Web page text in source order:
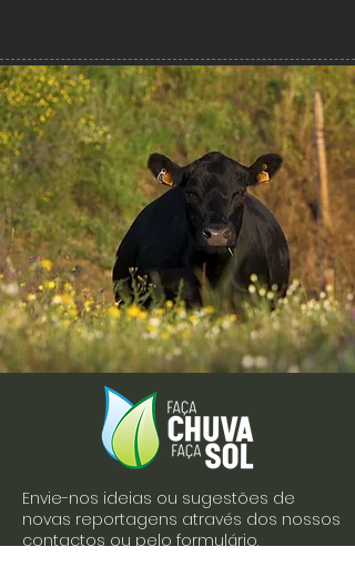
Envie-nos ideias ou sugestões de
novas reportagens através dos nossos
contactos ou pelo formulário.